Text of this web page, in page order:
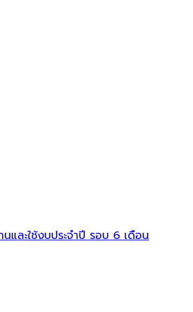
และใช้งบประจำปี รอบ 6 เดือน